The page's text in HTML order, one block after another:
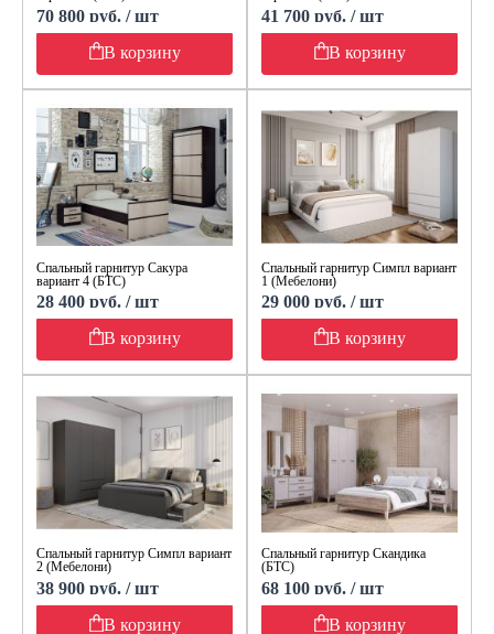
70 800 руб. / шт
В корзину
41 700 руб. / шт
В корзину
Спальный гарнитур Сакура
вариант 4 (БТС)
28 400 руб. / шт
В корзину
Спальный гарнитур Симпл вариант
1 (Мебелони)
29 000 руб. / шт
В корзину
Спальный гарнитур Симпл вариант
2 (Мебелони)
38 900 руб. / шт
В корзину
Спальный гарнитур Скандика
(БТС)
68 100 руб. / шт
В корзину